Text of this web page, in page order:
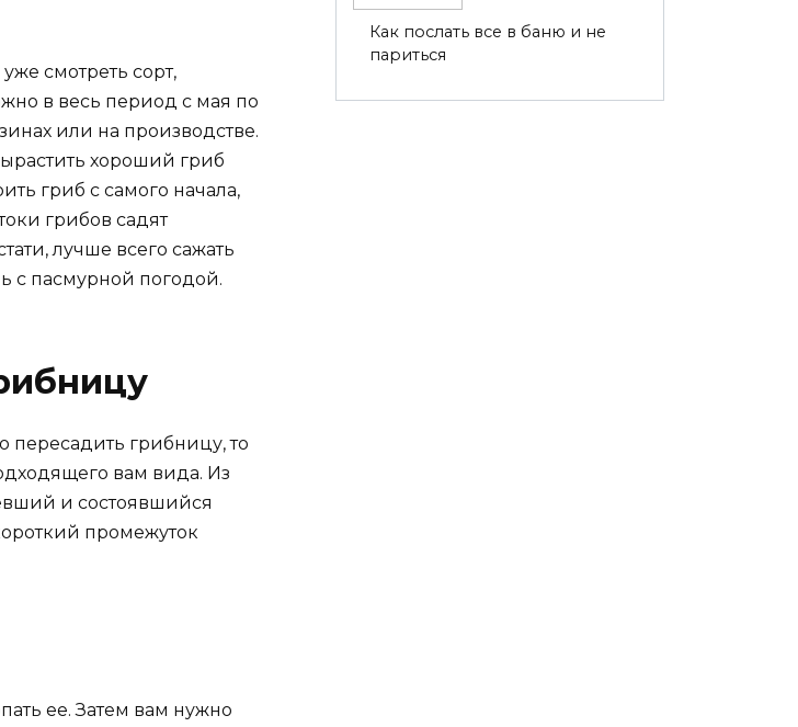
смотреть сорт,
в весь период с мая по
или на производстве.
хороший гриб
гриб с самого начала,
грибов садят
лучше всего сажать
с пасмурной погодой.
пересадить грибницу, то
вам вида. Из
и состоявшийся
промежуток
ее. Затем вам нужно
Как послать все в баню и не
париться